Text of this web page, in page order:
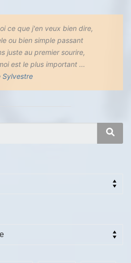
ce que j'en veux bien dire,
ou bien simple passant
juste au premier sourire,
est le plus important ...
Sylvestre